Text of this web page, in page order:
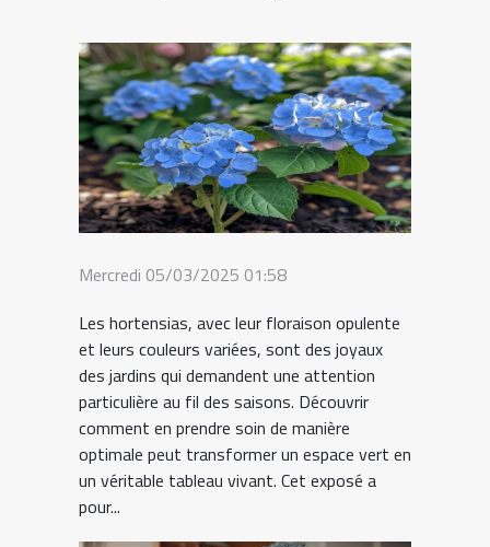
Mercredi 05/03/2025 01:58
Les hortensias, avec leur floraison opulente
et leurs couleurs variées, sont des joyaux
des jardins qui demandent une attention
particulière au fil des saisons. Découvrir
comment en prendre soin de manière
optimale peut transformer un espace vert en
un véritable tableau vivant. Cet exposé a
pour...